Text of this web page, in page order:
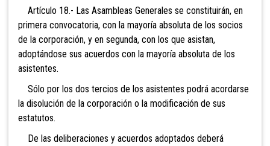
Artículo 18.- Las Asambleas Generales se constituirán, en
primera convocatoria, con la mayoría absoluta de los socios
de la corporación, y en segunda, con los que asistan,
adoptándose sus acuerdos con la mayoría absoluta de los
asistentes.
Sólo por los dos tercios de los asistentes podrá acordarse
la disolución de la corporación o la modificación de sus
estatutos.
De las deliberaciones y acuerdos adoptados deberá